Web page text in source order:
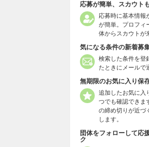
応募が簡単、スカウト
応募時に基本情報
が簡単。プロフィ
体からスカウトが
気になる条件の新着募
検索した条件を登
たときにメールで
無期限のお気に入り保
追加したお気に入
つでも確認できま
の締め切りが近づ
します。
団体をフォローして応
ク